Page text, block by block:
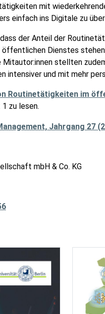
mit
einfach ins Digitale zu
der Anteil der
Dienstes
Mitautor:innen stellten
intensiver und mit mehr
Routinetätigkeiten im
zu lesen.
mbH & Co. KG